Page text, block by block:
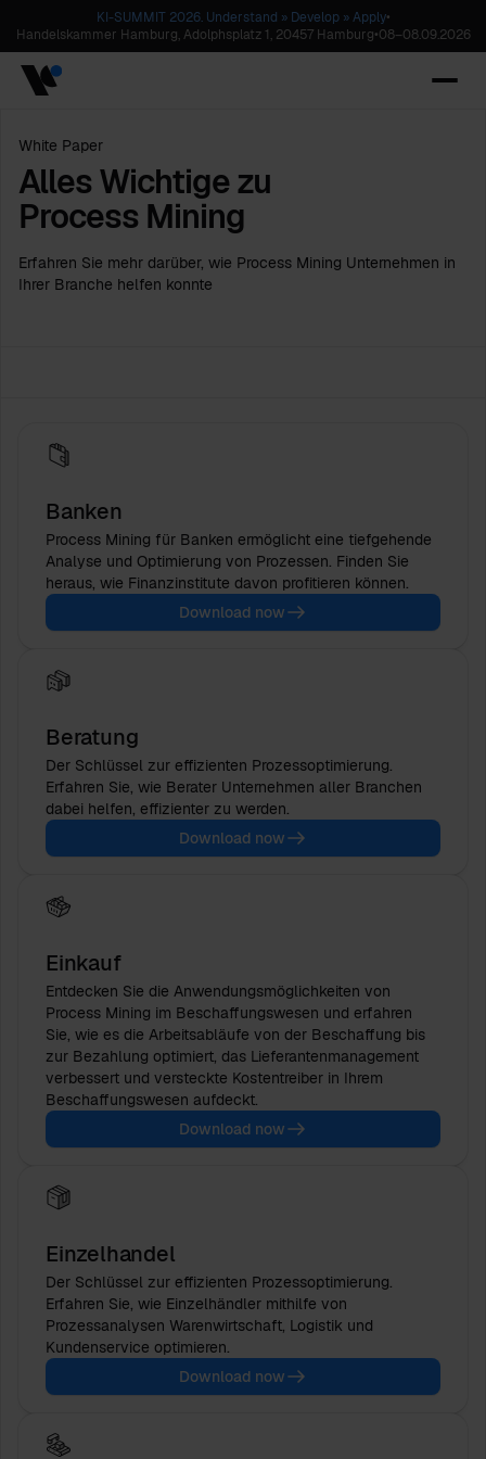
KI-SUMMIT 2026. Understand » Develop » Apply•
Handelskammer Hamburg, Adolphsplatz 1, 20457 Hamburg•08–08.09.2026
White Paper
Alles Wichtige zu
Process Mining
Erfahren Sie mehr darüber, wie Process Mining Unternehmen in
Ihrer Branche helfen konnte
Banken
Process Mining für Banken ermöglicht eine tiefgehende
Analyse und Optimierung von Prozessen. Finden Sie
heraus, wie Finanzinstitute davon profitieren können.
Download now
Beratung
Der Schlüssel zur effizienten Prozessoptimierung.
Erfahren Sie, wie Berater Unternehmen aller Branchen
dabei helfen, effizienter zu werden.
Download now
Einkauf
Entdecken Sie die Anwendungsmöglichkeiten von
Process Mining im Beschaffungswesen und erfahren
Sie, wie es die Arbeitsabläufe von der Beschaffung bis
zur Bezahlung optimiert, das Lieferantenmanagement
verbessert und versteckte Kostentreiber in Ihrem
Beschaffungswesen aufdeckt.
Download now
Einzelhandel
Der Schlüssel zur effizienten Prozessoptimierung.
Erfahren Sie, wie Einzelhändler mithilfe von
Prozessanalysen Warenwirtschaft, Logistik und
Kundenservice optimieren.
Download now